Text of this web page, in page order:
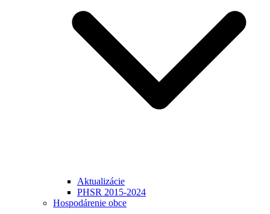
Aktualizácie
PHSR 2015-2024
Hospodárenie obce